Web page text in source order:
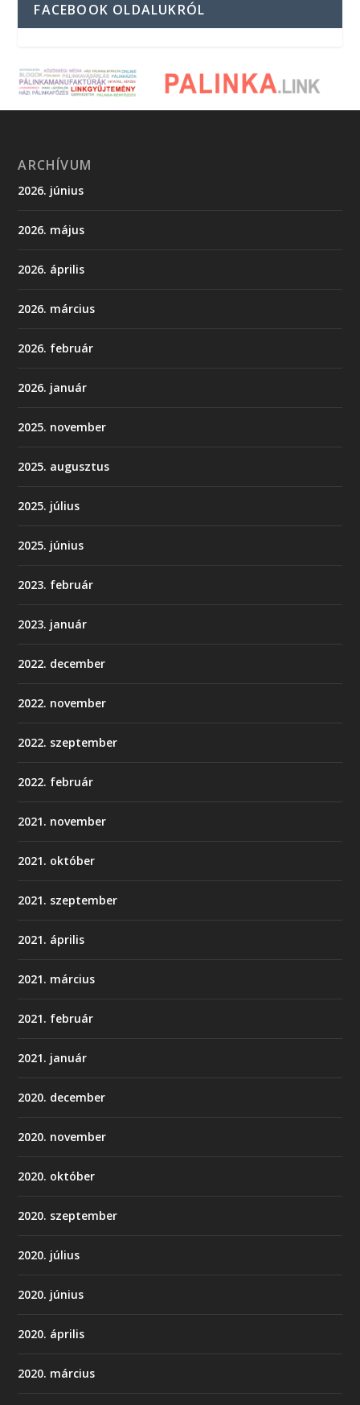
FACEBOOK OLDALUKRÓL
ARCHÍVUM
2026. június
2026. május
2026. április
2026. március
2026. február
2026. január
2025. november
2025. augusztus
2025. július
2025. június
2023. február
2023. január
2022. december
2022. november
2022. szeptember
2022. február
2021. november
2021. október
2021. szeptember
2021. április
2021. március
2021. február
2021. január
2020. december
2020. november
2020. október
2020. szeptember
2020. július
2020. június
2020. április
2020. március